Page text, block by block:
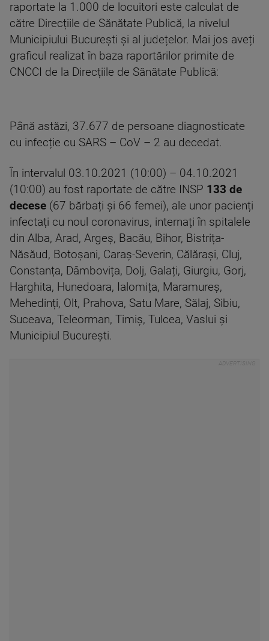
raportate la 1.000 de locuitori este calculat de
către Direcțiile de Sănătate Publică, la nivelul
Municipiului București și al județelor. Mai jos aveți
graficul realizat în baza raportărilor primite de
CNCCI de la Direcțiile de Sănătate Publică:
Până astăzi, 37.677 de persoane diagnosticate
cu infecție cu SARS – CoV – 2 au decedat.
În intervalul 03.10.2021 (10:00) – 04.10.2021
(10:00) au fost raportate de către INSP 133 de
decese (67 bărbați și 66 femei), ale unor pacienți
infectați cu noul coronavirus, internați în spitalele
din Alba, Arad, Argeș, Bacău, Bihor, Bistrița-
Năsăud, Botoșani, Caraș-Severin, Călărași, Cluj,
Constanța, Dâmbovița, Dolj, Galați, Giurgiu, Gorj,
Harghita, Hunedoara, Ialomița, Maramureș,
Mehedinți, Olt, Prahova, Satu Mare, Sălaj, Sibiu,
Suceava, Teleorman, Timiș, Tulcea, Vaslui și
Municipiul București.